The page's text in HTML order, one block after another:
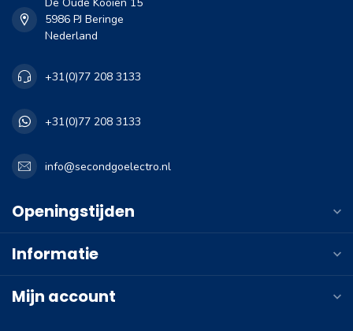
5986 PJ Beringe
Nederland
+31(0)77 208 3133
+31(0)77 208 3133
info@secondgoelectro.nl
Openingstijden
Informatie
Mijn account